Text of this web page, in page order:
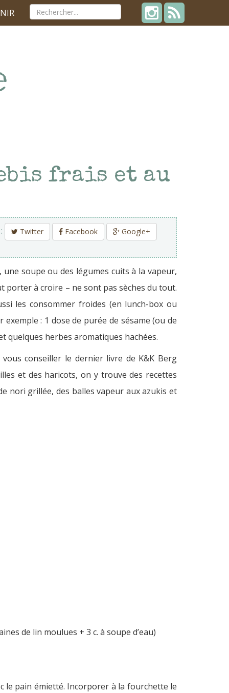
frais et au
Twitter Facebook Google+
soupe ou des légumes cuits à la vapeur,
porter à croire – ne sont pas sèches du tout.
les consommer froides (en lunch-box ou
: 1 dose de purée de sésame (ou de
quelques herbes aromatiques hachées.
conseiller le dernier livre de K&K Berg
et des haricots, on y trouve des recettes
nori grillée, des balles vapeur aux azukis et
de lin moulues + 3 c. à soupe d’eau)
le pain émietté. Incorporer à la fourchette le